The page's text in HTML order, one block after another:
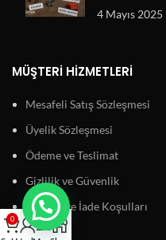
4 Mayıs 2025
MÜŞTERI HIZMETLERI
Mesafeli Satış Sözleşmesi
Üyelik Sözleşmesi
Ödeme ve Teslimat
Gizlilik ve Güvenlik
Garanti ve İade Koşulları
0